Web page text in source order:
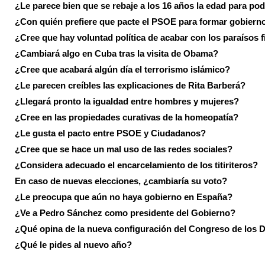
¿Le parece bien que se rebaje a los 16 años la edad para
¿Con quién prefiere que pacte el PSOE para formar
¿Cree que hay voluntad política de acabar con los paraísos
¿Cambiará algo en Cuba tras la visita de Obama?
¿Cree que acabará algún día el terrorismo islámico?
¿Le parecen creíbles las explicaciones de Rita Barberá?
¿Llegará pronto la igualdad entre hombres y mujeres?
¿Cree en las propiedades curativas de la homeopatía?
¿Le gusta el pacto entre PSOE y Ciudadanos?
¿Cree que se hace un mal uso de las redes sociales?
¿Considera adecuado el encarcelamiento de los titiriteros?
En caso de nuevas elecciones, ¿cambiaría su voto?
¿Le preocupa que aún no haya gobierno en España?
¿Ve a Pedro Sánchez como presidente del Gobierno?
¿Qué opina de la nueva configuración del Congreso de los
¿Qué le pides al nuevo año?